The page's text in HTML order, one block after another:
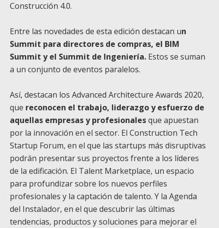
Construcción 4.0.
Entre las novedades de esta edición destacan un
Summit para directores de compras, el BIM
Summit y el Summit de Ingeniería. Estos se suman
a un conjunto de eventos paralelos.
Así, destacan los Advanced Architecture Awards 2020,
que reconocen el trabajo, liderazgo y esfuerzo de
aquellas empresas y profesionalesque apuestan
por la innovación en el sector. El Construction Tech
Startup Forum, en el que las startups más disruptivas
podrán presentar sus proyectos frente a los líderes
de la edificación. El Talent Marketplace, un espacio
para profundizar sobre los nuevos perfiles
profesionales y la captación de talento. Y la Agenda
del Instalador, en el que descubrir las últimas
tendencias, productos y soluciones para mejorar el